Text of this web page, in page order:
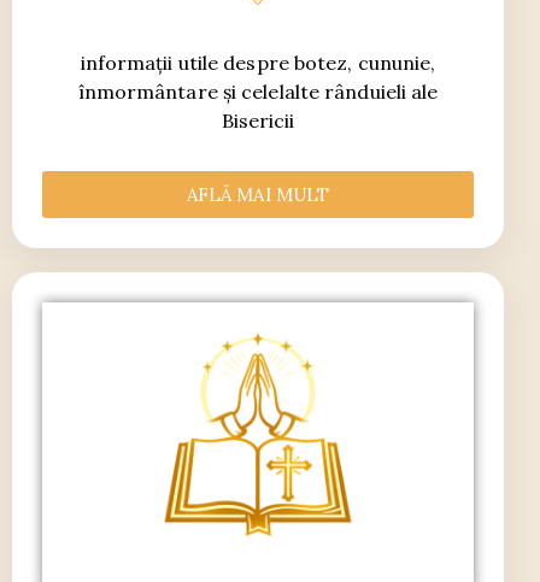
informații utile despre botez, cununie,
înmormântare și celelalte rânduieli ale
Bisericii
AFLĂ MAI MULT